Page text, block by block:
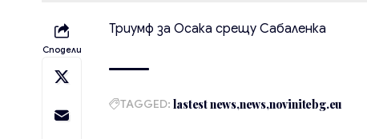
Сподели
Триумф за Осака срещу Сабаленка
TAGGED: lastest news news novinitebg.eu